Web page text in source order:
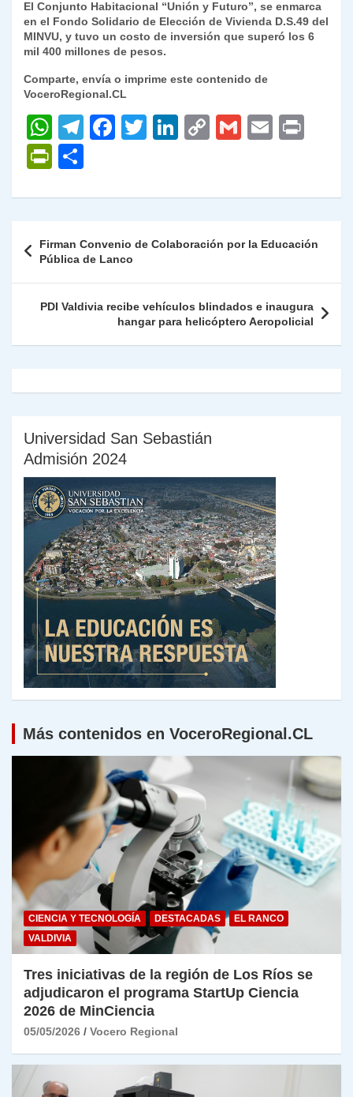
El Conjunto Habitacional “Unión y Futuro”, se enmarca
en el Fondo Solidario de Elección de Vivienda D.S.49 del
MINVU, y tuvo un costo de inversión que superó los 6
mil 400 millones de pesos.
Comparte, envía o imprime este contenido de
VoceroRegional.CL
W
h
at
s
p
p
T
gr
m
F
e
o
o
k
T
er
Li
e
n
C
y
n
k
G
l
E
l
P
nt
ie
n
dl
m
p
ar
tir
de
entradas
Firman Convenio de Colaboración por la Educación
Pública de Lanco
PDI Valdivia recibe vehículos blindados e inaugura
hangar para helicóptero Aeropolicial
Universidad San Sebastián
Admisión 2024
Más contenidos en VoceroRegional.CL
CIENCIA Y TECNOLOGÍA DESTACADAS
EL RANCO
VALDIVIA
Tres iniciativas de la región de Los Ríos se
adjudicaron el programa StartUp Ciencia
2026 de MinCiencia
05/05/2026 Vocero Regional